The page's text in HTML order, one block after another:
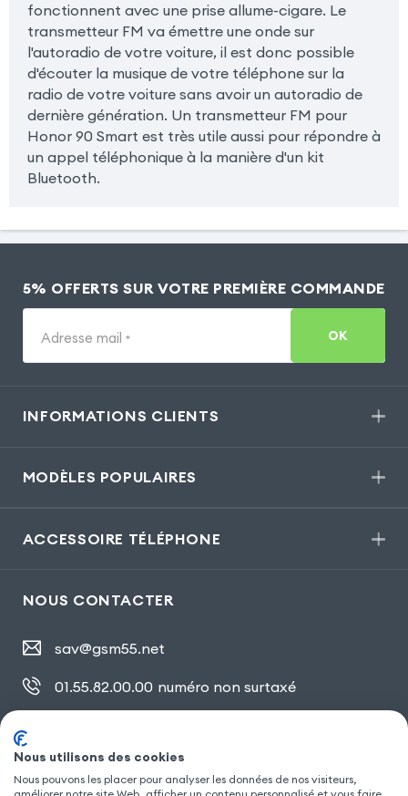
fonctionnent avec une prise allume-cigare. Le
transmetteur FM va émettre une onde sur
l'autoradio de votre voiture, il est donc possible
d'écouter la musique de votre téléphone sur la
radio de votre voiture sans avoir un autoradio de
dernière génération. Un transmetteur FM pour
Honor 90 Smart est très utile aussi pour répondre à
un appel téléphonique à la manière d'un kit
Bluetooth.
5% OFFERTS SUR VOTRE PREMIÈRE COMMANDE
Adresse mail * OK
INFORMATIONS CLIENTS
MODÈLES POPULAIRES
ACCESSOIRE TÉLÉPHONE
NOUS CONTACTER
sav@gsm55.net
01.55.82.00.00 numéro non surtaxé
Nous utilisons des cookies
Nous pouvons les placer pour analyser les données de nos visiteurs,